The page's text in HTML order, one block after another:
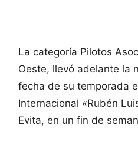
La categoría Pilotos
Oeste, llevó adelante la
fecha de su temporada
Internacional «Rubén
Evita, en un fin de